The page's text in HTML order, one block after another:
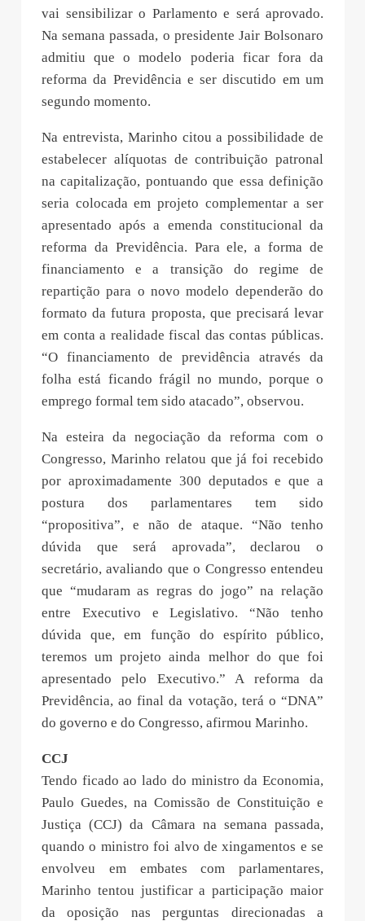
vai sensibilizar o Parlamento e será aprovado.
Na semana passada, o presidente Jair Bolsonaro
admitiu que o modelo poderia ficar fora da
reforma da Previdência e ser discutido em um
segundo momento.
Na entrevista, Marinho citou a possibilidade de
estabelecer alíquotas de contribuição patronal
na capitalização, pontuando que essa definição
seria colocada em projeto complementar a ser
apresentado após a emenda constitucional da
reforma da Previdência. Para ele, a forma de
financiamento e a transição do regime de
repartição para o novo modelo dependerão do
formato da futura proposta, que precisará levar
em conta a realidade fiscal das contas públicas.
“O financiamento de previdência através da
folha está ficando frágil no mundo, porque o
emprego formal tem sido atacado”, observou.
Na esteira da negociação da reforma com o
Congresso, Marinho relatou que já foi recebido
por aproximadamente 300 deputados e que a
postura dos parlamentares tem sido
“propositiva”, e não de ataque. “Não tenho
dúvida que será aprovada”, declarou o
secretário, avaliando que o Congresso entendeu
que “mudaram as regras do jogo” na relação
entre Executivo e Legislativo. “Não tenho
dúvida que, em função do espírito público,
teremos um projeto ainda melhor do que foi
apresentado pelo Executivo.” A reforma da
Previdência, ao final da votação, terá o “DNA”
do governo e do Congresso, afirmou Marinho.
CCJ
Tendo ficado ao lado do ministro da Economia,
Paulo Guedes, na Comissão de Constituição e
Justiça (CCJ) da Câmara na semana passada,
quando o ministro foi alvo de xingamentos e se
envolveu em embates com parlamentares,
Marinho tentou justificar a participação maior
da oposição nas perguntas direcionadas a